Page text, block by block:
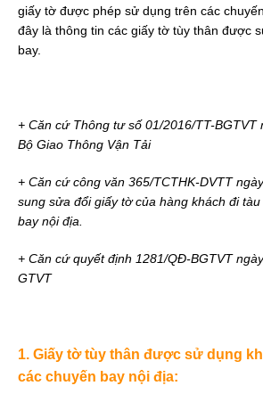
giấy tờ được phép sử dụng trên các
đây là thông tin các giấy tờ tùy thân được
bay.
+ Căn cứ Thông tư số 01/2016/TT-BGTVT
Bộ Giao Thông Vận Tải
+ Căn cứ công văn 365/TCTHK-DVTT
sung sửa đổi giấy tờ của hàng khách đi
bay nội địa.
+ Căn cứ quyết định 1281/QĐ-BGTVT
GTVT
1. Giấy tờ tùy thân được sử dụng
các chuyến bay nội địa: